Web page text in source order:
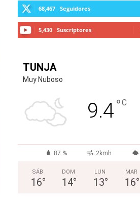
68,467 Seguidores
5,430 Suscriptores
TUNJA
Muy Nuboso
9.4°C
87 % 2kmh
SÁB
16°
DOM
14°
LUN
13°
MAR
16°